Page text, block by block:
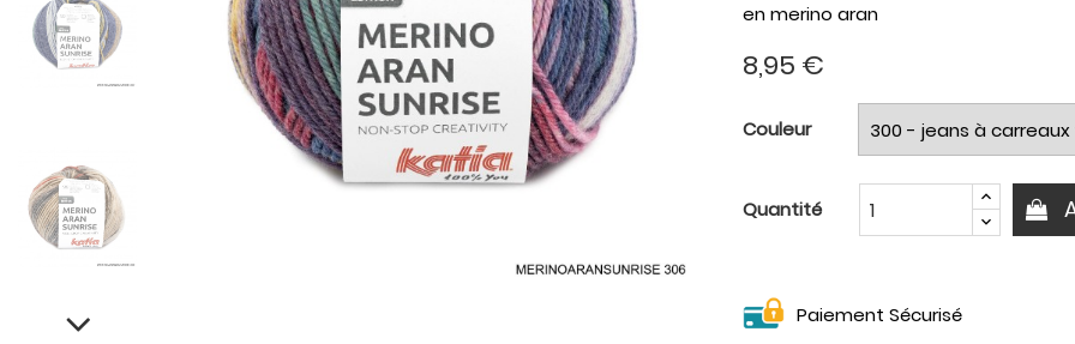
en merino aran
8,95 €
Couleur
Quantité
Paiement Sécurisé